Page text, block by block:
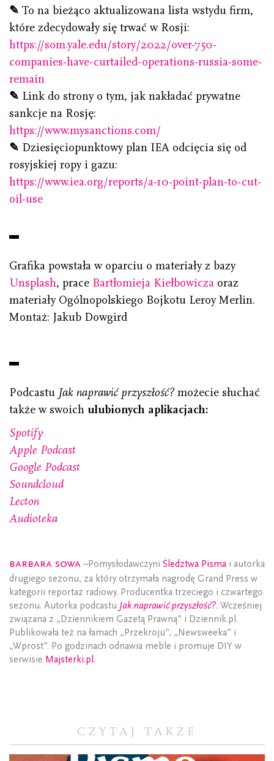
✎ To na bieżąco aktualizowana lista wstydu firm,
które zdecydowały się trwać w Rosji:
https://som.yale.edu/story/2022/over-750-
companies-have-curtailed-operations-russia-some-
remain
✎ Link do strony o tym, jak nakładać prywatne
sankcje na Rosję:
https://www.mysanctions.com/
✎ Dziesięciopunktowy plan IEA odcięcia się od
rosyjskiej ropy i gazu:
https://www.iea.org/reports/a-10-point-plan-to-cut-
oil-use
Grafika powstała w oparciu o materiały z bazy
Unsplash, prace Bartłomieja Kiełbowicza oraz
materiały Ogólnopolskiego Bojkotu Leroy Merlin.
Montaż: Jakub Dowgird
Podcastu Jak naprawić przyszłość? możecie słuchać
także w swoich ulubionych aplikacjach:
Spotify
Apple Podcast
Google Podcast
Soundcloud
Lecton
Audioteka
Barbara Sowa –Pomysłodawczyni Śledztwa Pisma i autorka
drugiego sezonu, za który otrzymała nagrodę Grand Press w
kategorii reportaż radiowy. Producentka trzeciego i czwartego
sezonu. Autorka podcastu Jak naprawić przyszłość?. Wcześniej
związana z „Dziennikiem Gazetą Prawną” i Dziennik.pl.
Publikowała też na łamach „Przekroju”, „Newsweeka” i
„Wprost”. Po godzinach odnawia meble i promuje DIY w
serwisie Majsterki.pl.
CZYTAJ TAKŻE